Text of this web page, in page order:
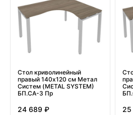
Стол криволинейный
правый 140х120 см Метал
Систем (METAL SYSTEM)
БП.СА-3 Пр
24 689 ₽